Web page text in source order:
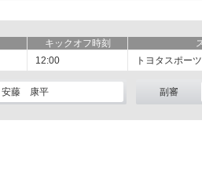
キックオフ時刻
12:00 トヨタスポー
安藤 康平 副審